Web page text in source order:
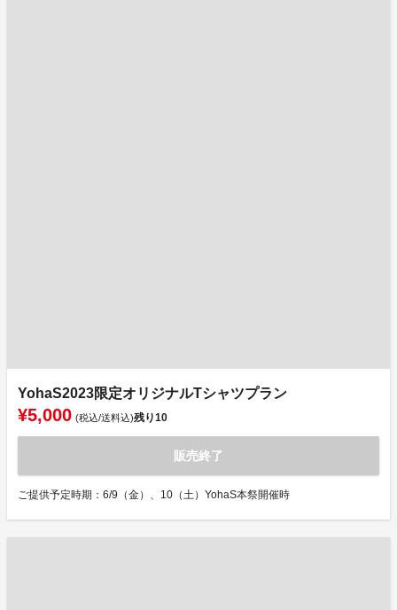
YohaS2023限定オリジナルTシャツプラン
¥5,000 (税込/送料込)残り10
販売終了
ご提供予定時期：6/9（金）、10（土）YohaS本祭開催時